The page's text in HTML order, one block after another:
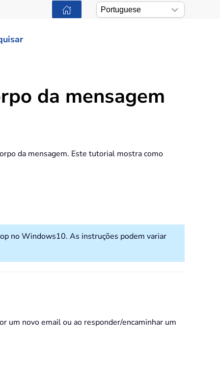
da mensagem
da mensagem. Este tutorial mostra como
no Windows10. As instruções podem variar
um novo email ou ao responder/encaminhar um